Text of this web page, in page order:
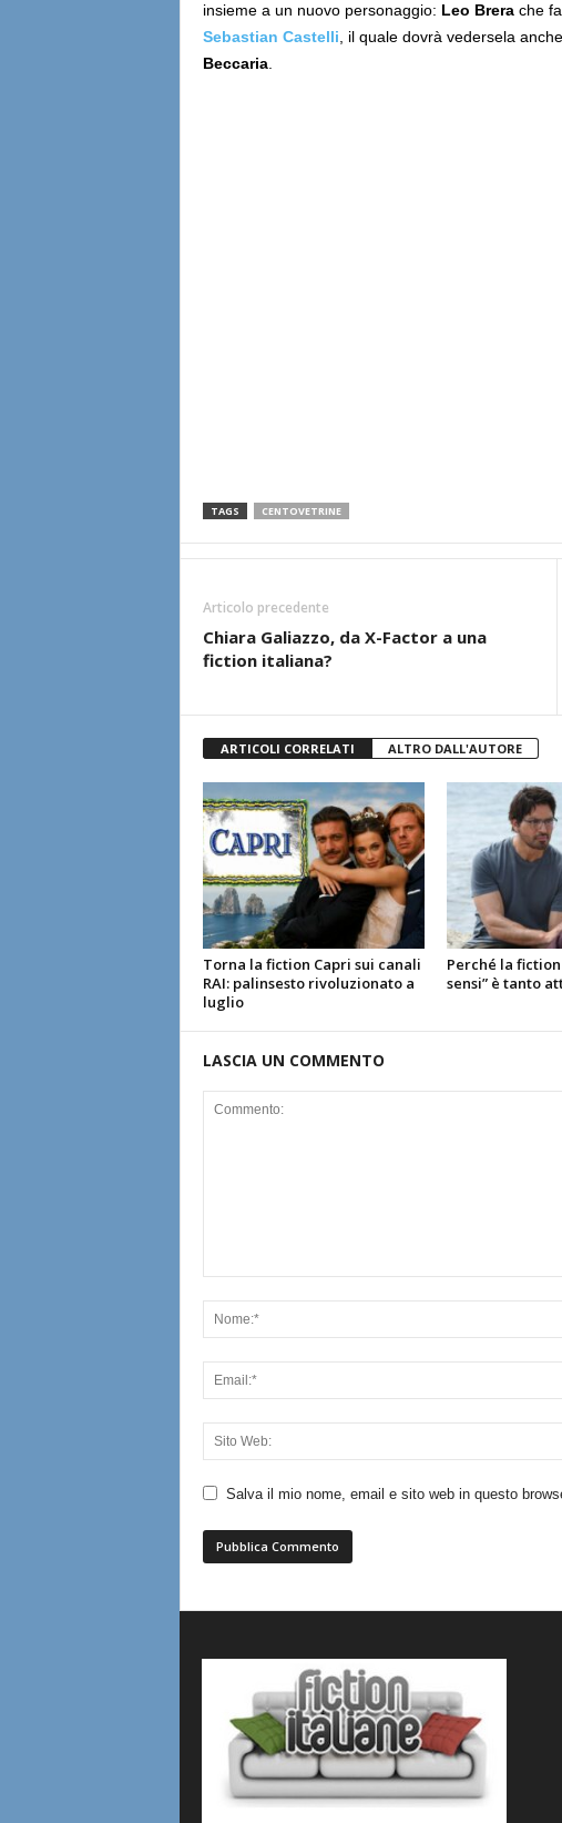
insieme a un nuovo personaggio: Leo Brerache
Sebastian Castelli , il quale dovrà vedersela
Beccaria.
TAGS CENTOVETRINE
Articolo precedente
Chiara Galiazzo, da X-Factor a una
fiction italiana?
ARTICOLI CORRELATI ALTRO DALL'AUTORE
Torna la fiction Capri sui canali
RAI: palinsesto rivoluzionato a
luglio
Perché la
sensi” è tanto
LASCIA UN COMMENTO
Salva il mio nome, email e sito web in questo